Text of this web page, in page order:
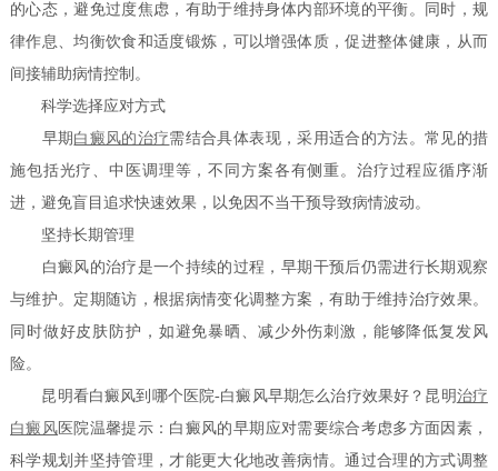
的心态，避免过度焦虑，有助于维持身体内部环境的平衡。同时，规
律作息、均衡饮食和适度锻炼，可以增强体质，促进整体健康，从而
间接辅助病情控制。
科学选择应对方式
早期 白癜风的治疗需结合具体表现，采用适合的方法。常见的措
施包括光疗、中医调理等，不同方案各有侧重。治疗过程应循序渐
进，避免盲目追求快速效果，以免因不当干预导致病情波动。
坚持长期管理
白癜风的治疗是一个持续的过程，早期干预后仍需进行长期观察
与维护。定期随访，根据病情变化调整方案，有助于维持治疗效果。
同时做好皮肤防护，如避免暴晒、减少外伤刺激，能够降低复发风
险。
昆明看白癜风到哪个医院-白癜风早期怎么治疗效果好？昆明治疗
白癜风 医院温馨提示：白癜风的早期应对需要综合考虑多方面因素，
科学规划并坚持管理，才能更大化地改善病情。通过合理的方式调整